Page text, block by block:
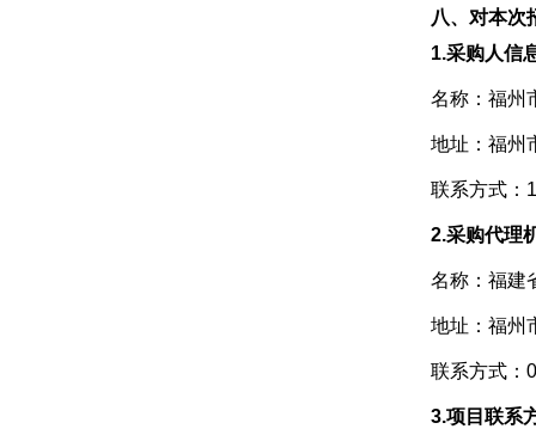
八、对本次
1.采购人信
名称：福州
地址：福州
联系方式：
2.采购代理
名称：福建
地址：福州
联系方式：
3.项目联系